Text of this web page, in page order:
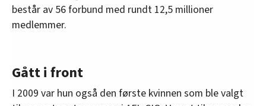
består av 56 forbund med rundt 12,5 millioner
medlemmer.
Gått i front
I 2009 var hun også den første kvinnen som ble valgt